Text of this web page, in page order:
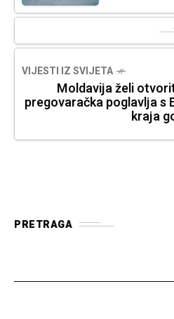
VIJESTI IZ SVIJETA
Moldavija želi
pregovaračka poglavlja s
kraja
PRETRAGA